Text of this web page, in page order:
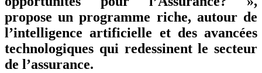
propose un programme riche, autour de
l’intelligence artificielle et des avancées
technologiques qui redessinent le secteur
de l’assurance.